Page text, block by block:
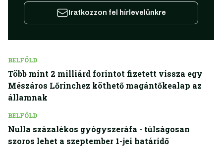
Iratkozzon fel hírlevelünkre
BELFÖLD
Több mint 2 milliárd forintot fizetett vissza egy
Mészáros Lőrinchez köthető magántőkealap az
államnak
BELFÖLD
Nulla százalékos gyógyszeráfa - túlságosan
szoros lehet a szeptember 1-jei határidő